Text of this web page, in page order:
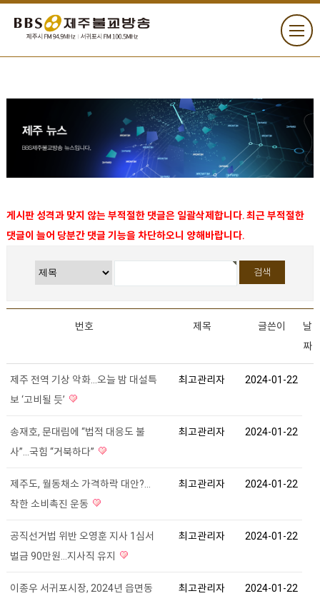
게시판 성격과 맞지 않는 부적절한 댓글은 일괄삭제합니다. 최근 부적절한
댓글이 늘어 당분간 댓글 기능을 차단하오니 양해바랍니다.
번호 제목 글쓴이
날
짜
제주 전역 기상 악화...오늘 밤 대설특
보 ‘고비될 듯’
최고관리자 2024-01-22
송재호, 문대림에 “법적 대응도 불
사”...국힘 “거북하다”
최고관리자 2024-01-22
제주도, 월동채소 가격하락 대안?...
착한 소비촉진 운동
최고관리자 2024-01-22
공직선거법 위반 오영훈 지사 1심서
벌금 90만원...지사직 유지
최고관리자 2024-01-22
이종우 서귀포시장, 2024년 읍면동
최고관리자 2024-01-22